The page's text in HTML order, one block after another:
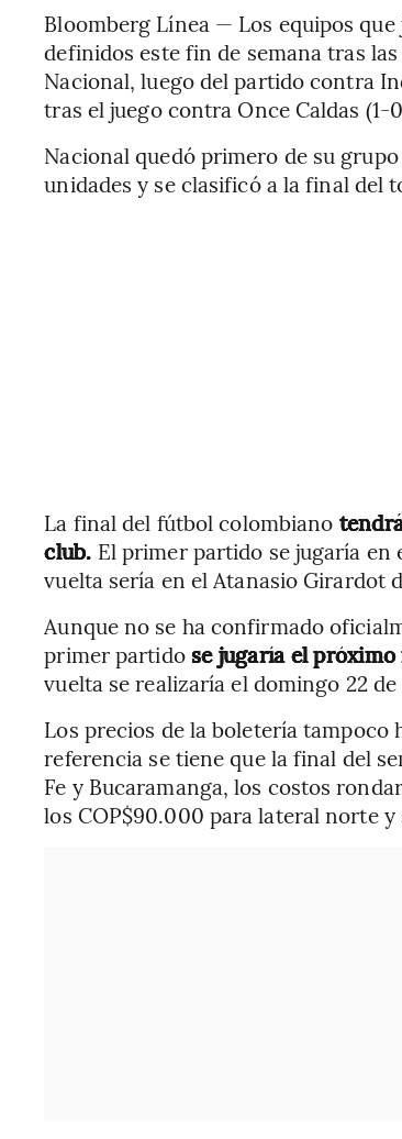
Bloomberg Línea — Los equipos que
definidos este fin de semana tras
Nacional, luego del partido contra
tras el juego contra Once Caldas (1-
Nacional quedó primero de su
unidades y se clasificó a la final del
La final del fútbol colombiano
club. El primer partido se jugaría en
vuelta sería en el Atanasio Girardot
Aunque no se ha confirmado
primer partidose jugaría el próximo
vuelta se realizaría el domingo 22
Los precios de la boletería
referencia se tiene que la final del
Fe y Bucaramanga, los costos
los COP$90.000 para lateral norte y